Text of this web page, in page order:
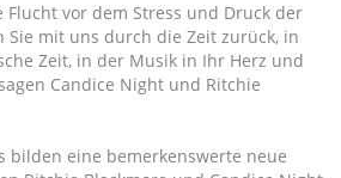
Flucht vor dem Stress und Druck der
Sie mit uns durch die Zeit zurück, in
Zeit, in der Musik in Ihr Herz und
Candice Night und Ritchie
bilden eine bemerkenswerte neue